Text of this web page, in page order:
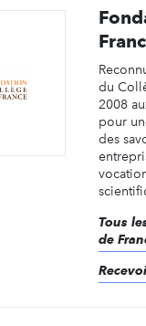
du
2008
pour
des
Tous
de